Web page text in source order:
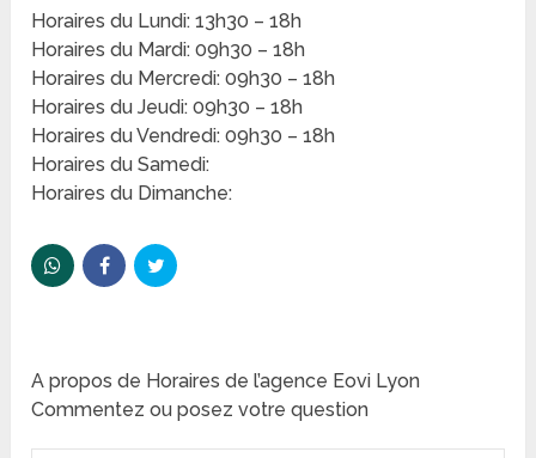
Horaires du Lundi: 13h30 – 18h
Horaires du Mardi: 09h30 – 18h
Horaires du Mercredi: 09h30 – 18h
Horaires du Jeudi: 09h30 – 18h
Horaires du Vendredi: 09h30 – 18h
Horaires du Samedi:
Horaires du Dimanche:
A propos de Horaires de l’agence Eovi Lyon
Commentez ou posez votre question